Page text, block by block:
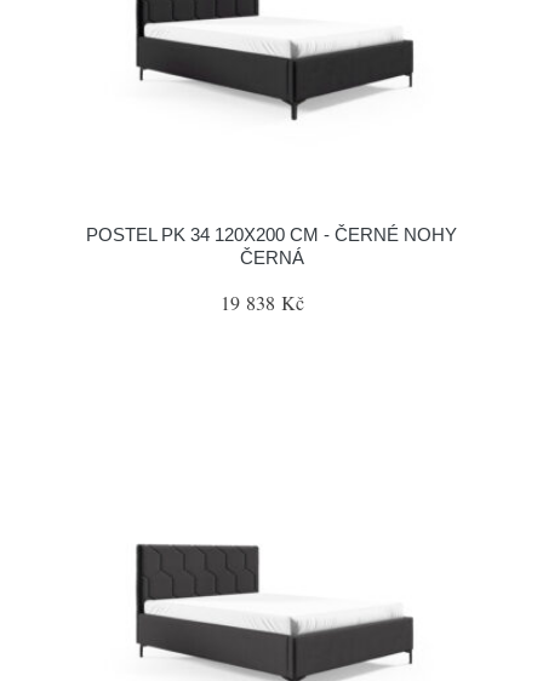
POSTEL PK 34 120X200 CM - ČERNÉ NOHY
ČERNÁ
19 838 Kč